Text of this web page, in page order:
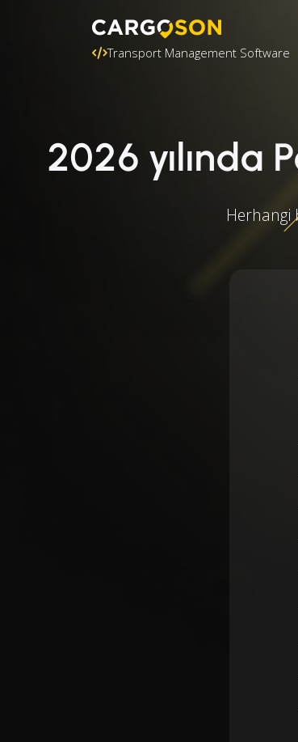
Transport Management Software
2026 yılında
Herhangi